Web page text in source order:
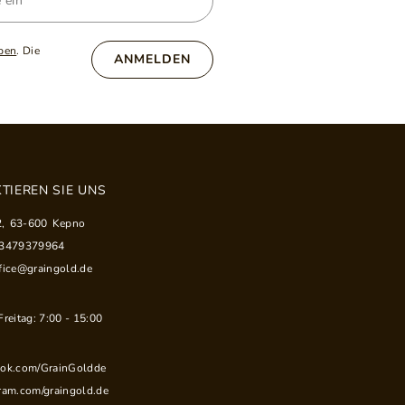
. Die
ANMELDEN
SIE UNS
, 63-600 Kepno
7:00 - 15:00
GrainGoldde
graingold.de